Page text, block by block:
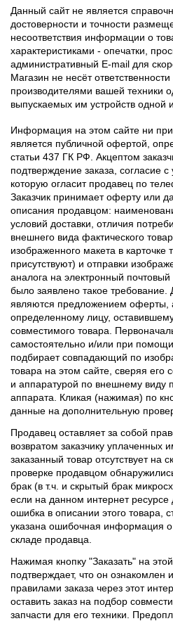
Данный сайт не является
достоверности и точности
несоответствия информации о
характеристиками - опечатки,
административный E-mail для
Магазин не несёт
производителями вашей техники
выпускаемых им устройств одной
Информация на этом сайте ни при
является публичной офертой,
статьи 437 ГК РФ. Акцептом
подтверждение заказа, согласие
которую огласит продавец по
Заказчик принимает оферту или
описания продавцом:
условий доставки, отличия
внешнего вида фактического
изображенного макета в карточке
присутствуют) и отправки
аналога на электронный
было заявлено такое
являются предложением оферты,
определенному лицу,
совместимого товара.
самостоятельно и/или при
подбирает совпадающий по
товара на этом сайте, сверяя его
и аппаратурой по внешнему виду
аппарата. Кликая (нажимая) по
данные на дополнительную
Продавец оставляет за собой
возвратом заказчику уплаченных
заказанный товар отсутствует на
проверке продавцом
брак (в т.ч. и скрытый брак
если на данном интернет
ошибка в описании этого товара,
указана ошибочная информация о
складе продавца.
Нажимая кнопку "Заказать" на
подтверждает, что он ознакомлен
правилами заказа через этот
оставить заказ на подбор
запчасти для его техники.